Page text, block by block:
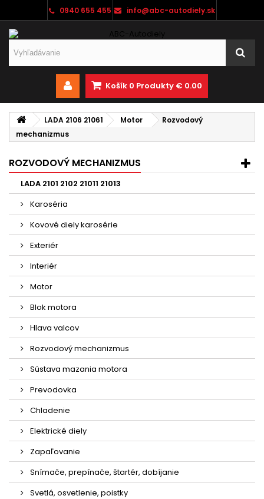
0940 655 455 info@abc-autodiely.sk
Košík 0 Produkty € 0.00
LADA 2106 21061 Motor
Rozvodový
mechanizmus
ROZVODOVÝ MECHANIZMUS
LADA 2101 2102 21011 21013
Karoséria
Kovové diely karosérie
Exteriér
Interiér
Motor
Blok motora
Hlava valcov
Rozvodový mechanizmus
Sústava mazania motora
Prevodovka
Chladenie
Elektrické diely
Zapaľovanie
Snímače, prepínače, štartér, dobíjanie
Svetlá, osvetlenie, poistky